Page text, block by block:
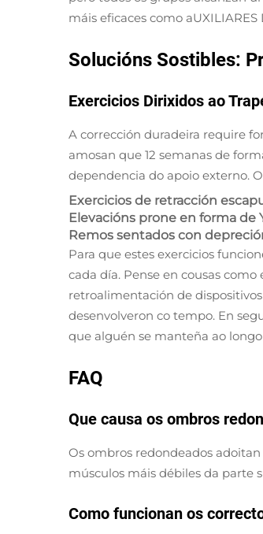
máis eficaces como aUXILIARES
Solucións Sostibles:
Exercicios Dirixidos ao
A corrección duradeira require
amosan que 12 semanas de
dependencia do apoio externo.
Exercicios de retracción
Elevacións prone en forma de
Remos sentados con
Para que estes exercicios
cada día. Pense en cousas
retroalimentación de
desenvolveron co tempo. En
que alguén se manteña ao
FAQ
Que causa os ombros
Os ombros redondeados
músculos máis débiles da parte
Como funcionan os